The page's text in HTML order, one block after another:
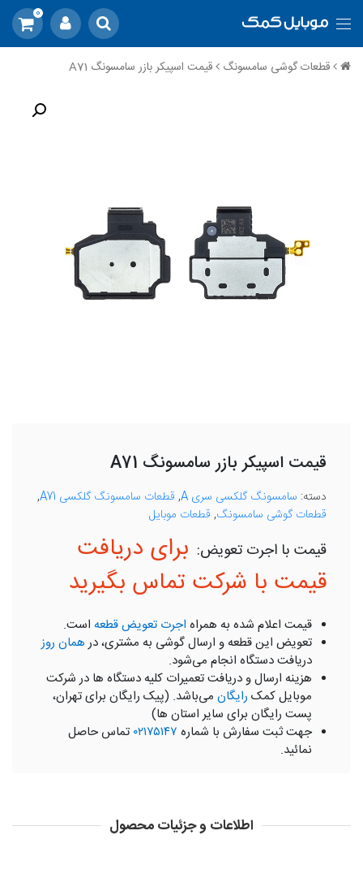
0
قطعات گوشی سامسونگ قیمت اسپیکر بازر سامسونگ A71
قیمت اسپیکر بازر سامسونگ A71
دسته: سامسونگ گلکسی سری A , قطعات سامسونگ گلکسی A71
,
قطعات گوشی سامسونگ, قطعات موبایل
برای دریافت
قیمت با شرکت تماس بگیرید
قیمت اعلام شده به همراه اجرت تعویض قطعه است.
تعویض این قطعه و ارسال گوشی به مشتری، درهمان روز
دریافت دستگاه انجام می‌شود.
هزینه ارسال و دریافت تعمیرات کلیه دستگاه ها در شرکت
موبایل کمک رایگان می‌باشد. (پیک رایگان برای تهران،
پست رایگان برای سایر استان ها)
جهت ثبت سفارش با شماره ۰۲۱۷۵۱۴۷ تماس حاصل
نمائید.
اطلاعات و جزئیات محصول